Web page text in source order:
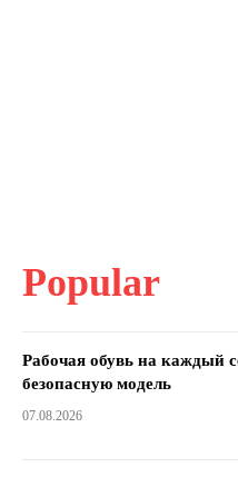
Popular
Рабочая обувь на каждый
безопасную модель
07.08.2026